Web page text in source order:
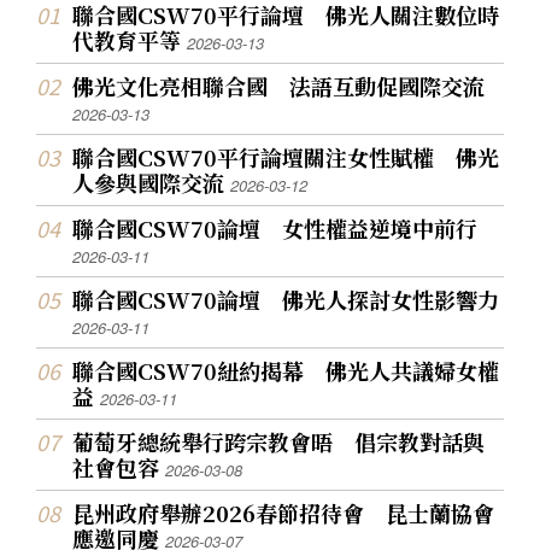
聯合國CSW70平行論壇 佛光人關注數位時
代教育平等2026-03-13
佛光文化亮相聯合國 法語互動促國際交流
2026-03-13
聯合國CSW70平行論壇關注女性賦權 佛光
人參與國際交流2026-03-12
聯合國CSW70論壇 女性權益逆境中前行
2026-03-11
聯合國CSW70論壇 佛光人探討女性影響力
2026-03-11
聯合國CSW70紐約揭幕 佛光人共議婦女權
益2026-03-11
葡萄牙總統舉行跨宗教會晤 倡宗教對話與
社會包容2026-03-08
昆州政府舉辦2026春節招待會 昆士蘭協會
應邀同慶2026-03-07